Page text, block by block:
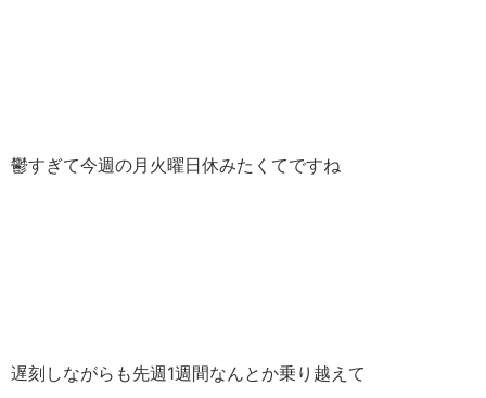
鬱すぎて今週の月火曜日休みたくてですね
遅刻しながらも先週1週間なんとか乗り越えて